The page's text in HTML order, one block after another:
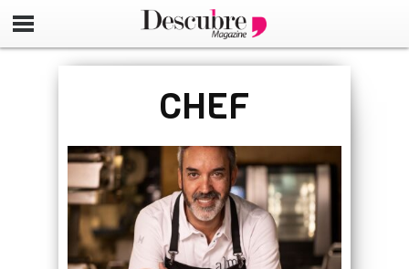
google-site-
CHEF